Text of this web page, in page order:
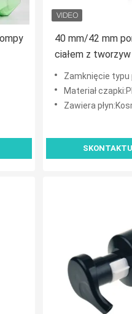
40 mm/42 mm
ciałem z
SS304 sprężyny
nierdzewnej do
Zamknięcie typu
Materiał
Zawiera